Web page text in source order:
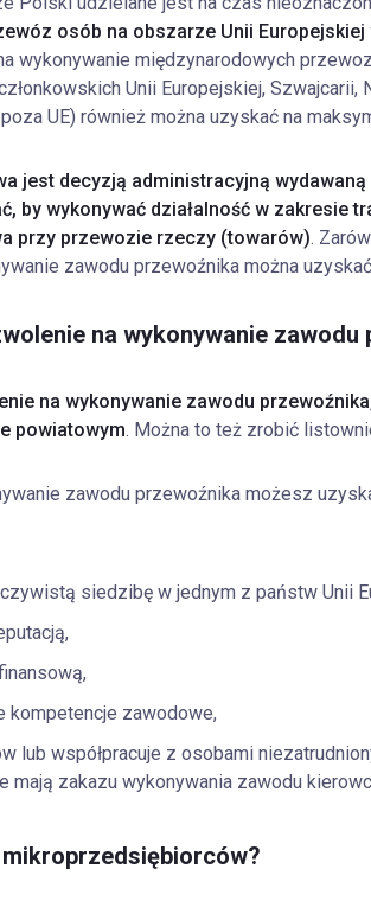
osób na obszarze Unii
wykonywanie międzynarodowych
Unii Europejskiej, Szwajcarii,
UE) również można uzyskać na
jest decyzją administracyjną
by wykonywać działalność w zakresie
przy przewozie rzeczy (towarów).
zawodu przewoźnika można
na wykonywanie zawodu
na wykonywanie zawodu
powiatowym. Można to też zrobić
zawodu przewoźnika możesz
siedzibę w jednym z państw Unii
kompetencje zawodowe,
lub współpracuje z osobami
mają zakazu wykonywania zawodu